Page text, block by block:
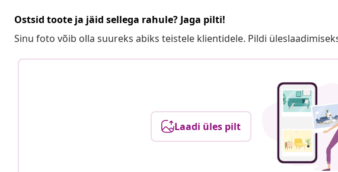
Ostsid toote ja jäid sellega rahule? Jaga pilti!
Sinu foto võib olla suureks abiks teistele klientidele. Pildi
Laadi üles pilt